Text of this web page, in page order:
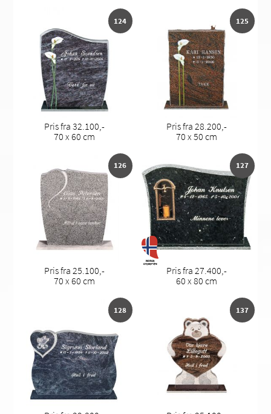
124
Pris fra 32.100,-
70 x 60 cm
125
Pris fra 28.200,-
70 x 50 cm
126
Pris fra 25.100,-
70 x 60 cm
127
Pris fra 27.400,-
60 x 80 cm
128 137